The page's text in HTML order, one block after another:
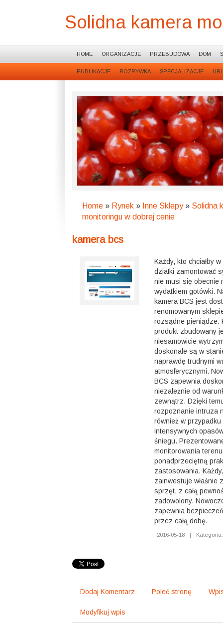
Solidna kamera
HOME ORGANIZACJE PRZEBUDOWA DOM
PUBLIKACJE ROZRYWKA SPECJALIZACJE
Home » Rynek » Inne Sklepy» Solidna
monitoringu w dobrej cenie
kamera bcs
Każdy, kto chciałby
działki zamontować
nie musi się obecnie
wydatkiem gotówki.
kamera BCS jest
renomowanym
rozsądne pieniądze.
produkt zbudowany
niesamowicie
doskonale są w
naprawdę trudnymi
atmosferycznymi.
BCS zapewnia
niezależnie od
zewnątrz. Dzięki
rozpoznanie intruza
również w
intensywnych
śniegu.
monitorowania
ponadprzeciętną
zastosowania.
zainwestuje właśnie
sprzęt, z całą
zadowolony.
zapewnia
przez całą dobę.
2016-05-18 |
Dodaj Komentarz Poleć stronę
Modyfikuj wpis